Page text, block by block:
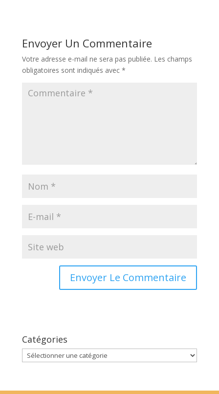
Envoyer Un Commentaire
Votre adresse e-mail ne sera pas publiée. Les champs
obligatoires sont indiqués avec *
Catégories
Catégories